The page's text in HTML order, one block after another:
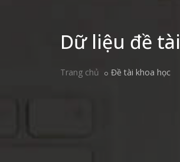
Dữ liệu đề tài
Trang chủ Đề tài khoa học